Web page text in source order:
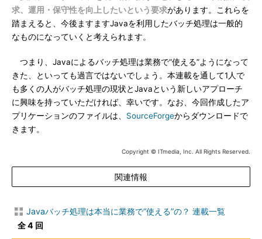
求、運用・保守性を向上したいという要求があります。これらを
踏まえると、今後ますますJavaを利用したバッチ処理は一般的
なものになっていくと考えられます。
つまり、Javaによるバッチ処理は業務で“使える”ようになって
きた、といっても過言ではないでしょう。本連載を通して1人で
も多くの人がバッチ処理の現状とJavaという新しいアプローチ
に興味を持っていただければ、幸いです。なお、今回作成したア
プリケーションのファイルは、 SourceForgeからダウンロードで
きます。
Copyright © ITmedia, Inc. All Rights Reserved.
関連情報
Javaバッチ処理は本当に業務で“使える”の？ 連載一覧
全 4 回